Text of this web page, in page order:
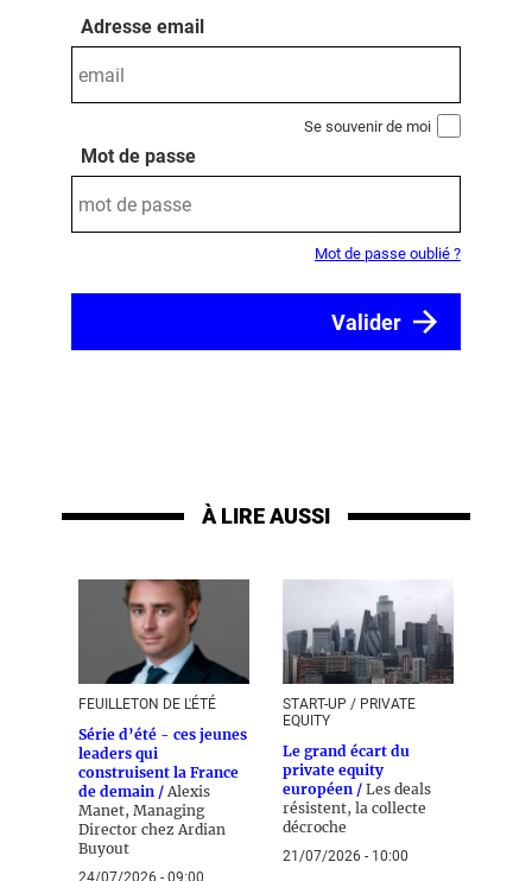
Adresse email
Se souvenir de moi
Mot de passe
Mot de passe oublié ?
À LIRE AUSSI
FEUILLETON DE L'ÉTÉ
Série d’été - ces jeunes
leaders qui
construisent la France
de demain / Alexis
Manet, Managing
Director chez Ardian
Buyout
24/07/2026 - 09:00
START-UP / PRIVATE
EQUITY
Le grand écart du
private equity
européen / Les deals
résistent, la collecte
décroche
21/07/2026 - 10:00